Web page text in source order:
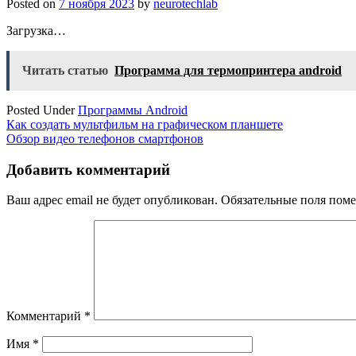
Posted on 7 ноября 2023 by neurotechlab
Загрузка…
Читать статью Программа для термопринтера android
Posted UnderПрограммы Android
Навигация
по
записям
Как создать мультфильм на графическом планшете
Обзор видео телефонов смартфонов
Добавить комментарий
Ваш адрес email не будет опубликован. Обязательные поля
Комментарий *
Имя *